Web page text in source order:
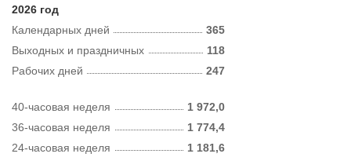
2026 год
Календарных дней
365
Рабочих дней 247
Выходных и праздничных 118
40-часовая неделя
1 972,0
36-часовая неделя
1 774,4
24-часовая неделя
1 181,6